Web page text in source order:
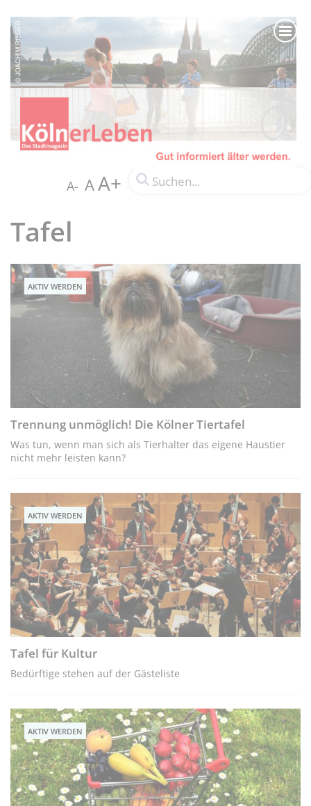
A- AA+
Tafel
AKTIV WERDEN
Trennung unmöglich! Die Kölner Tiertafel
Was tun, wenn man sich als Tierhalter das eigene Haustier
nicht mehr leisten kann?
AKTIV WERDEN
Tafel für Kultur
Bedürftige stehen auf der Gästeliste
AKTIV WERDEN